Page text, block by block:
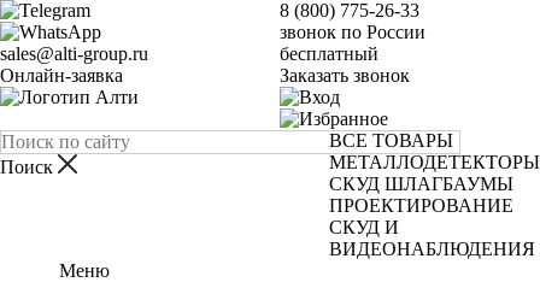
sales@alti-group.ru
Онлайн-заявка
8 (800) 775-26-33
звонок по России
бесплатный
Заказать звонок
ВСЕ ТОВАРЫ
МЕТАЛЛОДЕТЕКТОРЫ
СКУД ШЛАГБАУМЫ
ПРОЕКТИРОВАНИЕ
СКУД И
ВИДЕОНАБЛЮДЕНИЯ
Меню